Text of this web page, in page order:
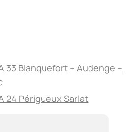
33 Blanquefort – Audenge –
24 Périgueux Sarlat